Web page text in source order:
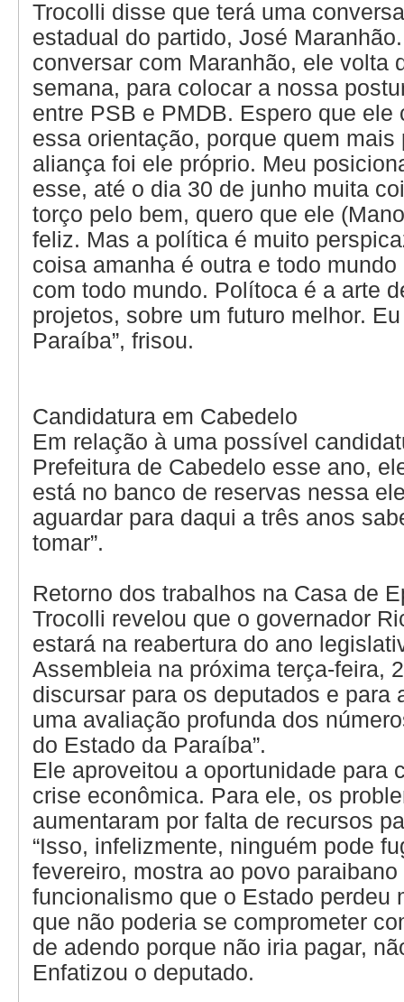
Trocolli disse que terá uma
estadual do partido, José Maranhão.
conversar com Maranhão, ele volta
semana, para colocar a nossa
entre PSB e PMDB. Espero que ele
essa orientação, porque quem mais
aliança foi ele próprio. Meu
esse, até o dia 30 de junho muita
torço pelo bem, quero que ele
feliz. Mas a política é muito
coisa amanha é outra e todo
com todo mundo. Polítoca é a arte
projetos, sobre um futuro melhor.
Paraíba”, frisou.
Candidatura em Cabedelo
Em relação à uma possível
Prefeitura de Cabedelo esse ano,
está no banco de reservas nessa
aguardar para daqui a três anos
tomar”.
Retorno dos trabalhos na Casa de
Trocolli revelou que o governador
estará na reabertura do ano
Assembleia na próxima terça-feira,
discursar para os deputados e para
uma avaliação profunda dos
do Estado da Paraíba”.
Ele aproveitou a oportunidade para
crise econômica. Para ele, os
aumentaram por falta de recursos
“Isso, infelizmente, ninguém pode
fevereiro, mostra ao povo paraibano
funcionalismo que o Estado perdeu
que não poderia se comprometer
de adendo porque não iria pagar,
Enfatizou o deputado.